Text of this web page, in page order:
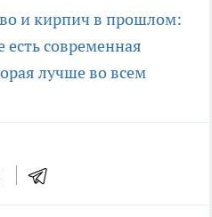
и кирпич в прошлом:
есть современная
лучше во всем